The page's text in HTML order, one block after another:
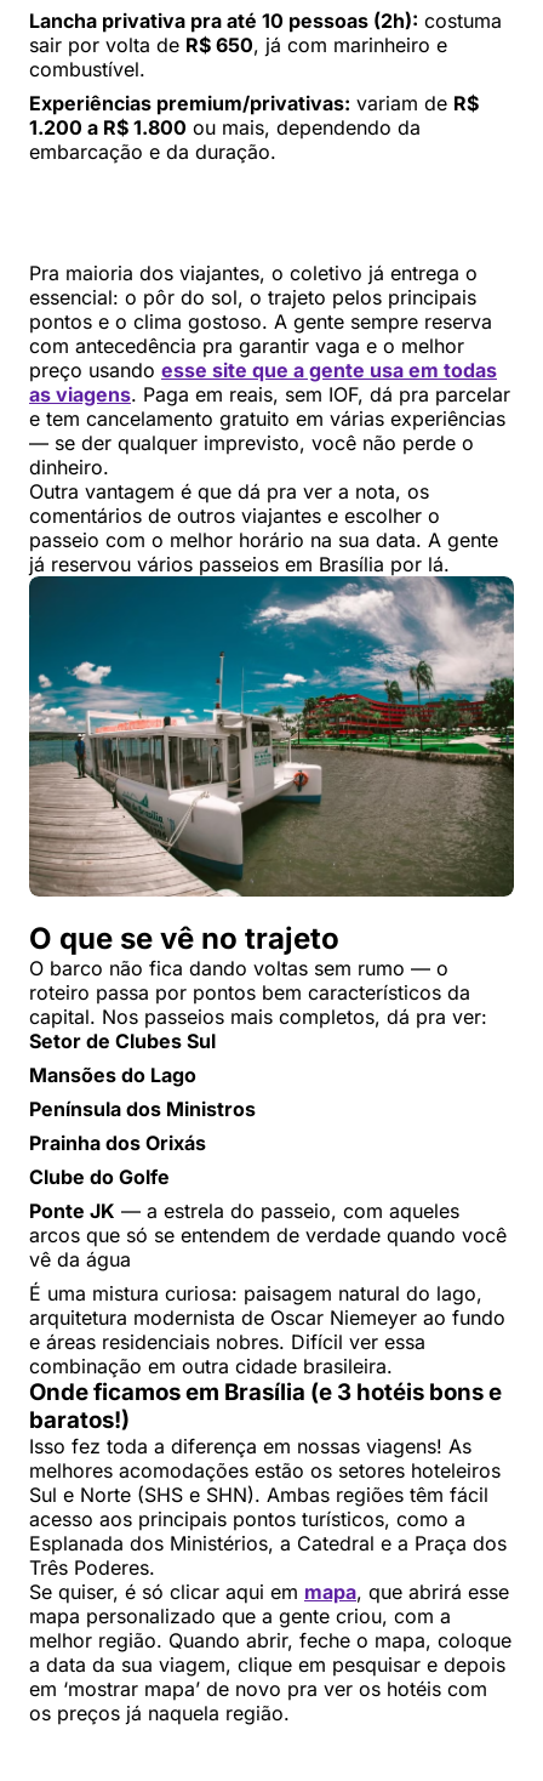
Lancha privativa pra até 10 pessoas (2h): costuma
sair por volta de R$ 650, já com marinheiro e
combustível.
Experiências premium/privativas: variam de R$
1.200 a R$ 1.800 ou mais, dependendo da
embarcação e da duração.
Pra maioria dos viajantes, o coletivo já entrega o
essencial: o pôr do sol, o trajeto pelos principais
pontos e o clima gostoso. A gente sempre reserva
com antecedência pra garantir vaga e o melhor
preço usando esse site que a gente usa em todas
as viagens. Paga em reais, sem IOF, dá pra parcelar
e tem cancelamento gratuito em várias experiências
— se der qualquer imprevisto, você não perde o
dinheiro.
Outra vantagem é que dá pra ver a nota, os
comentários de outros viajantes e escolher o
passeio com o melhor horário na sua data. A gente
já reservou vários passeios em Brasília por lá.
O que se vê no trajeto
O barco não fica dando voltas sem rumo — o
roteiro passa por pontos bem característicos da
capital. Nos passeios mais completos, dá pra ver:
Setor de Clubes Sul
Mansões do Lago
Península dos Ministros
Prainha dos Orixás
Clube do Golfe
Ponte JK — a estrela do passeio, com aqueles
arcos que só se entendem de verdade quando você
vê da água
É uma mistura curiosa: paisagem natural do lago,
arquitetura modernista de Oscar Niemeyer ao fundo
e áreas residenciais nobres. Difícil ver essa
combinação em outra cidade brasileira.
Onde ficamos em Brasília (e 3 hotéis bons e
baratos!)
Isso fez toda a diferença em nossas viagens! As
melhores acomodações estão os setores hoteleiros
Sul e Norte (SHS e SHN). Ambas regiões têm fácil
acesso aos principais pontos turísticos, como a
Esplanada dos Ministérios, a Catedral e a Praça dos
Três Poderes.
Se quiser, é só clicar aqui em mapa, que abrirá esse
mapa personalizado que a gente criou, com a
melhor região. Quando abrir, feche o mapa, coloque
a data da sua viagem, clique em pesquisar e depois
em ‘mostrar mapa’ de novo pra ver os hotéis com
os preços já naquela região.